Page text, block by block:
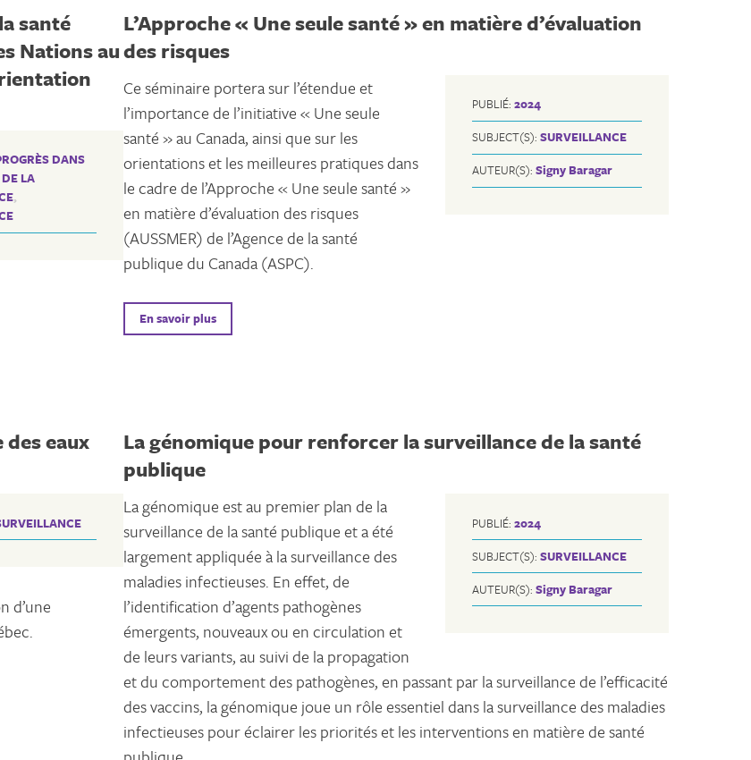
santé
Nations au
DANS
LA
,
L’Approche « Une seule santé » en matière d’évaluation
des risques
PUBLIÉ: 2024
SUBJECT(S): SURVEILLANCE
AUTEUR(S): Signy Baragar
Ce séminaire portera sur l’étendue et
l’importance de l’initiative « Une seule
santé » au Canada, ainsi que sur les
orientations et les meilleures pratiques dans
le cadre de l’Approche « Une seule santé »
en matière d’évaluation des risques
(AUSSMER) de l’Agence de la santé
publique du Canada (ASPC).
En savoir plus
eaux
d’une
La génomique pour renforcer la surveillance de la santé
publique
PUBLIÉ: 2024
SUBJECT(S): SURVEILLANCE
AUTEUR(S): Signy Baragar
La génomique est au premier plan de la
surveillance de la santé publique et a été
largement appliquée à la surveillance des
maladies infectieuses. En effet, de
l’identification d’agents pathogènes
émergents, nouveaux ou en circulation et
de leurs variants, au suivi de la propagation
et du comportement des pathogènes, en passant par la surveillance de l’efficacité
des vaccins, la génomique joue un rôle essentiel dans la surveillance des maladies
infectieuses pour éclairer les priorités et les interventions en matière de santé